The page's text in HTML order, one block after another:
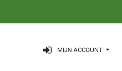
MIJN ACCOUNT